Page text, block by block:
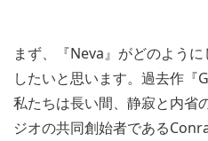
まず、『Neva』がどのよう
したいと思います。過去作『
私たちは長い間、静寂と内省
ジオの共同創始者である